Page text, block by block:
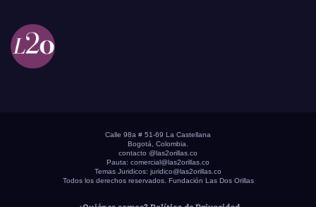
Calle 98a # 51-69 La Castellana
Bogotá, Colombia.
contacto @las2orillas.co
Pauta: comercial@las2orillas.co
Temas Juridicos: juridico@las2orillas.co
Todos los derechos reservados. Fundación Las Dos Orillas